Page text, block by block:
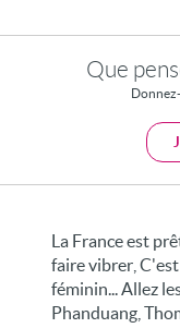
Que
La France est
faire vibrer,
féminin... Allez
Phanduang,